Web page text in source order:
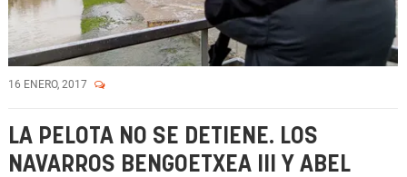
16 ENERO, 2017
LA PELOTA NO SE DETIENE. LOS
NAVARROS BENGOETXEA III Y ABEL